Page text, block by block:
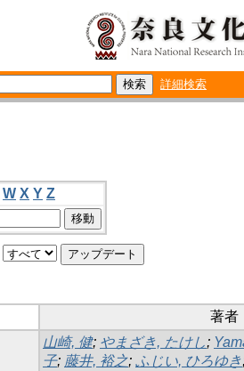
詳細検索
W X Y Z
著者
山崎, 健; やまざき, たけし;
子; 藤井, 裕之; ふじい, ひろゆき